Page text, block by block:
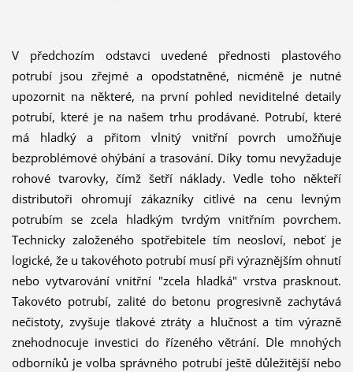
V předchozím odstavci uvedené přednosti plastového
potrubí jsou zřejmé a opodstatněné, nicméně je nutné
upozornit na některé, na první pohled neviditelné detaily
potrubí, které je na našem trhu prodávané. Potrubí, které
má hladký a přitom vlnitý vnitřní povrch umožňuje
bezproblémové ohýbání a trasování. Díky tomu nevyžaduje
rohové tvarovky, čímž šetří náklady. Vedle toho někteří
distributoři ohromují zákazníky citlivé na cenu levným
potrubím se zcela hladkým tvrdým vnitřním povrchem.
Technicky založeného spotřebitele tím neosloví, neboť je
logické, že u takovéhoto potrubí musí při výraznějším ohnutí
nebo vytvarování vnitřní "zcela hladká" vrstva prasknout.
Takovéto potrubí, zalité do betonu progresivně zachytává
nečistoty, zvyšuje tlakové ztráty a hlučnost a tím výrazně
znehodnocuje investici do řízeného větrání. Dle mnohých
odborníků je volba správného potrubí ještě důležitější nebo